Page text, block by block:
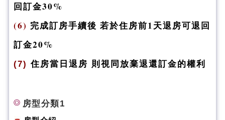
回訂金30%
(6) 完成訂房手續後 若於住房前1天退房可退回
訂金20%
(7)住房當日退房 則視同放棄退還訂金的權利
房型分類1